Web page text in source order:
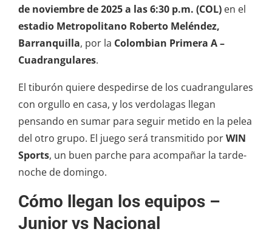
de noviembre de 2025 a las 6:30 p.m. (COL) en el
estadio Metropolitano Roberto Meléndez,
Barranquilla, por la Colombian Primera A –
Cuadrangulares.
El tiburón quiere despedirse de los cuadrangulares
con orgullo en casa, y los verdolagas llegan
pensando en sumar para seguir metido en la pelea
del otro grupo. El juego será transmitido porWIN
Sports, un buen parche para acompañar la tarde-
noche de domingo.
Cómo llegan los equipos –
Junior vs Nacional